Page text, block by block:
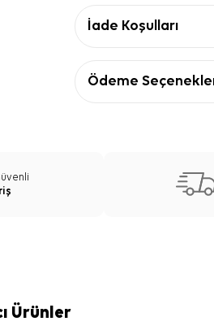
İade Koşulları
Ödeme
Ürünler